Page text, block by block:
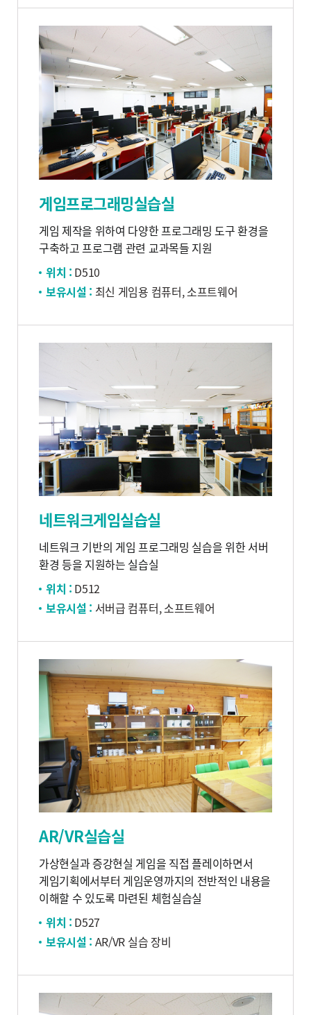
게임프로그래밍실습실
게임 제작을 위하여 다양한 프로그래밍 도구 환경을
구축하고 프로그램 관련 교과목들 지원
위치 : D510
보유시설 : 최신 게임용 컴퓨터, 소프트웨어
네트워크게임실습실
네트워크 기반의 게임 프로그래밍 실습을 위한 서버
환경 등을 지원하는 실습실
위치 : D512
보유시설 : 서버급 컴퓨터, 소프트웨어
AR/VR실습실
가상현실과 증강현실 게임을 직접 플레이하면서
게임기획에서부터 게임운영까지의 전반적인 내용을
이해할 수 있도록 마련된 체험실습실
위치 : D527
보유시설 : AR/VR 실습 장비